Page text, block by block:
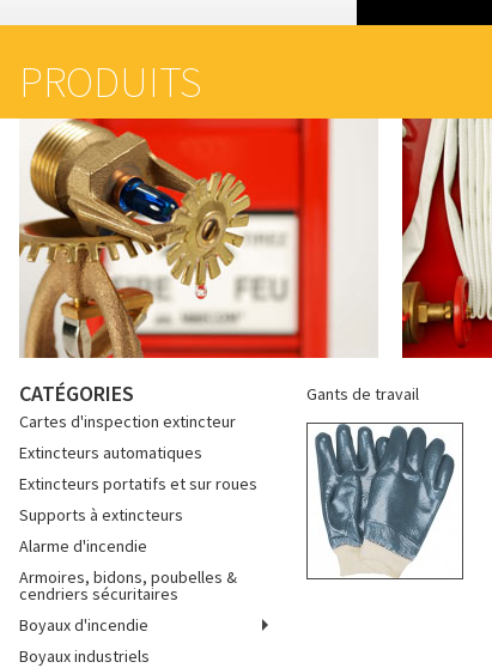
PRODUITS
CATÉGORIES
Cartes d'inspection extincteur
Extincteurs automatiques
Extincteurs portatifs et sur roues
Supports à extincteurs
Alarme d'incendie
Armoires, bidons, poubelles &
cendriers sécuritaires
Boyaux d'incendie
Boyaux industriels
Gants de travail